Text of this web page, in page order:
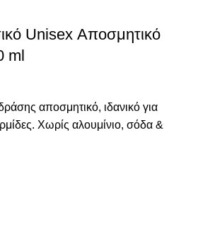
Unisex Αποσμητικό
ml
αποσμητικό, ιδανικό για
Χωρίς αλουμίνιο, σόδα &